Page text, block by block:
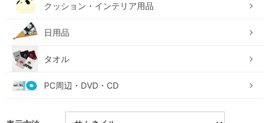
クッション・インテリア用品
日用品
タオル
PC周辺・DVD・CD